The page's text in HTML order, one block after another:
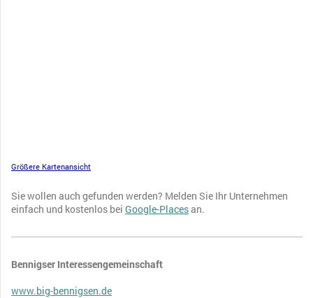
Größere Kartenansicht
Sie wollen auch gefunden werden? Melden Sie Ihr Unternehmen
einfach und kostenlos bei Google-Placesan.
Bennigser Interessengemeinschaft
www.big-bennigsen.de